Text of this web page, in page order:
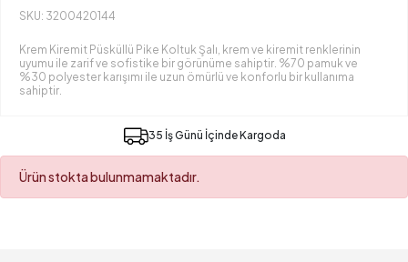
SKU: 3200420144
Krem Kiremit Püsküllü Pike Koltuk Şalı, krem ve kiremit renklerinin
uyumu ile zarif ve sofistike bir görünüme sahiptir. %70 pamuk ve
%30 polyester karışımı ile uzun ömürlü ve konforlu bir kullanıma
sahiptir.
35 İş Günü İçinde Kargoda
Ürün stokta bulunmamaktadır.